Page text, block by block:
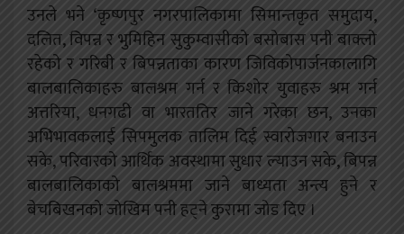
उनले भने ‘कृष्णपुर नगरपालिकामा सिमान्तकृत समुदाय,
दलित, विपन्न र भुमिहिन सुकुम्वासीको बसोबास पनी बाक्लो
रहेको र गरिबी र बिपन्नताका कारण जिविकोपार्जनकालागि
बालबालिकाहरु बालश्रम गर्न र किशोर युवाहरु श्रम गर्न
अत्तरिया, धनगढी वा भारततिर जाने गरेका छन, उनका
अभिभावकलाई सिपमुलक तालिम दिई स्वारोजगार बनाउन
सके, परिवारको आर्थिक अवस्थामा सुधार ल्याउन सके, बिपन्न
बालबालिकाको बालश्रममा जाने बाध्यता अन्त्य हुने र
बेचबिखनको जोखिम पनी हट्ने कुरामा जोड दिए ।